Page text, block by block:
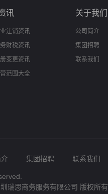
讯
注销资讯
财税资讯
变更资讯
范围大全
关于我们
公司简介
集团招聘
联系我们
集团招聘 联系我们
瑞思商务服务有限公司 版权所有